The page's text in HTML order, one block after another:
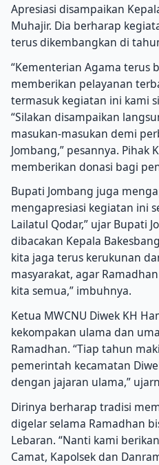
Apresiasi disampaikan
Muhajir. Dia berharap
terus dikembangkan di
“Kementerian Agama terus
memberikan pelayanan
termasuk kegiatan ini kami
“Silakan disampaikan
masukan-masukan demi
Jombang,” pesannya. Pihak
memberikan donasi bagi
Bupati Jombang juga
mengapresiasi kegiatan ini
Lailatul Qodar,” ujar Bupati
dibacakan Kepala
kita jaga terus kerukunan
masyarakat, agar
kita semua,” imbuhnya.
Ketua MWCNU Diwek KH
kekompakan ulama dan
Ramadhan. “Tiap tahun
pemerintah kecamatan
dengan jajaran ulama,”
Dirinya berharap tradisi
digelar selama Ramadhan
Lebaran. “Nanti kami
Camat, Kapolsek dan